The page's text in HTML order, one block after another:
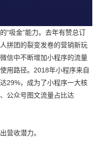
“吸金”能力。去年有赞总订
拼团的裂变发卷的营销新玩
信中不断增加小程序的流量
用路径。2018年小程序来自
29%，成为了小程序一大核
公众号图文流量占比达
营收潜力。